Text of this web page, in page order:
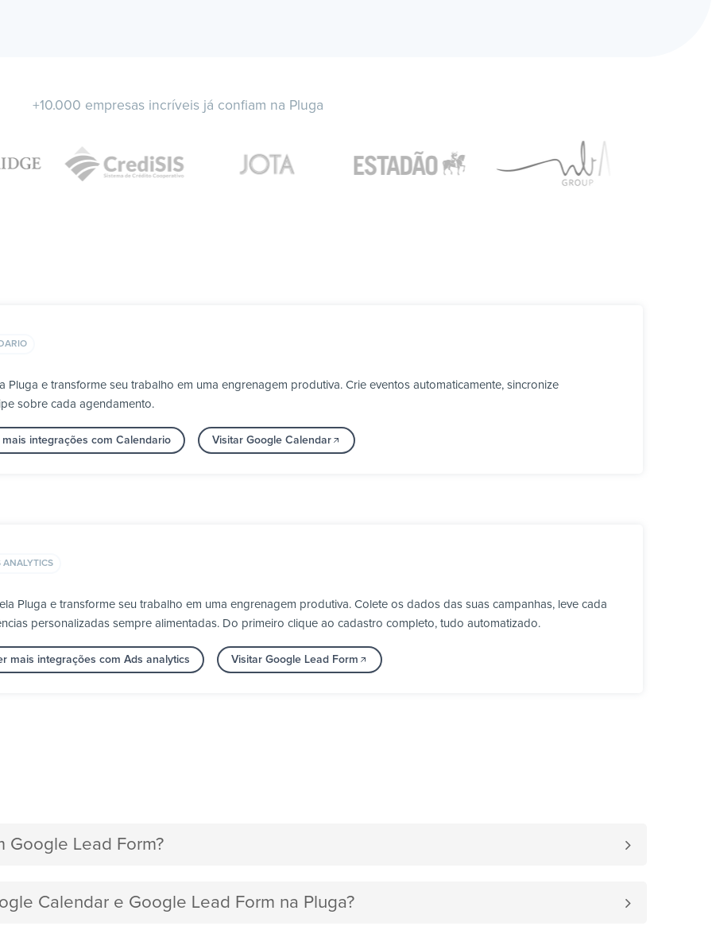
+10.000 empresas incríveis já confiam na Pluga
Pluga e transforme seu trabalho em uma engrenagem produtiva. Crie eventos automaticamente, sincronize
sobre cada agendamento.
mais integrações com Calendario Visitar Google Calendar
ANALYTICS
Pluga e transforme seu trabalho em uma engrenagem produtiva. Colete os dados das suas campanhas, leve cada
personalizadas sempre alimentadas. Do primeiro clique ao cadastro completo, tudo automatizado.
mais integrações com Ads analytics Visitar Google Lead Form
Google Lead Form?
Calendar e Google Lead Form na Pluga?